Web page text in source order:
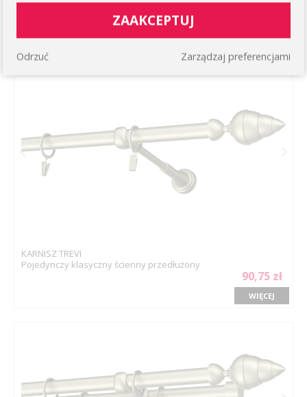
KARNISZ TREVI
Pojedynczy klasyczny ścienny
KARNISZ TREVI
Pojedynczy klasyczny ścienny przedłużony
90,75 zł
WIĘCEJ
ZAAKCEPTUJ
Zarządzaj preferencjami
Odrzuć